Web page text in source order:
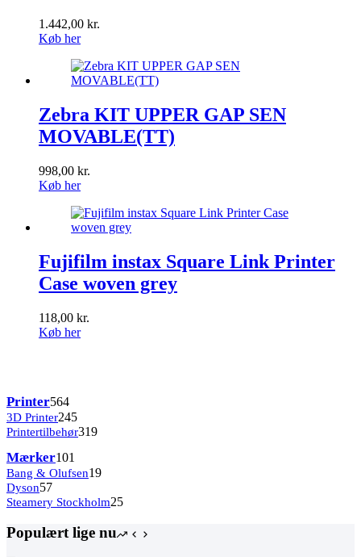
1.442,00 kr.
Køb her
Zebra KIT UPPER GAP SEN
MOVABLE(TT)
998,00 kr.
Køb her
Fujifilm instax Square Link Printer
Case woven grey
118,00 kr.
Køb her
Printer564564
varer
3D Printer245245
varer
Printertilbehør319319
Mærker101
varer
Bang & Olufsen1919
Dyson5757
varer
Steamery Stockholm2525
Populært lige nu